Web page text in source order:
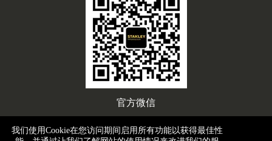
官方微信
我们使用Cookie在您访问期间启用所有功能以获得最佳性